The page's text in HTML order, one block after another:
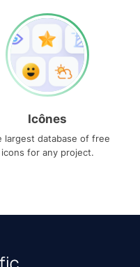
Icônes
largest database of free
icons for any project.